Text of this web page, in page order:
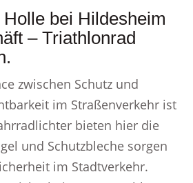
bei Hildesheim
– Triathlonrad
zwischen Schutz und
im Straßenverkehr ist
bieten hier die
und Schutzbleche sorgen
im Stadtverkehr.